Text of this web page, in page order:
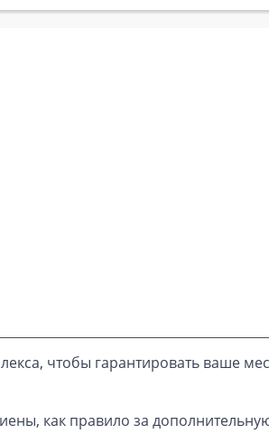
чтобы гарантировать ваше
как правило за